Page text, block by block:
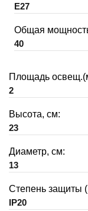
E27
Общая
40
Площадь
2
Высота, см:
23
Диаметр, см:
13
Степень защиты
IP20